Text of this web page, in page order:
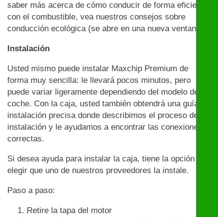
saber más acerca de cómo conducir de forma eficiente
con el combustible, vea nuestros consejos sobre
conducción ecológica (se abre en una nueva ventana)
Instalación
Usted mismo puede instalar Maxchip Premium de
forma muy sencilla: le llevará pocos minutos, pero
puede variar ligeramente dependiendo del modelo de
coche. Con la caja, usted también obtendrá una guía de
instalación precisa donde describimos el proceso de
instalación y le ayudamos a encontrar las conexiones
correctas.
Si desea ayuda para instalar la caja, tiene la opción de
elegir que uno de nuestros proveedores la instale.
Paso a paso:
Retire la tapa del motor